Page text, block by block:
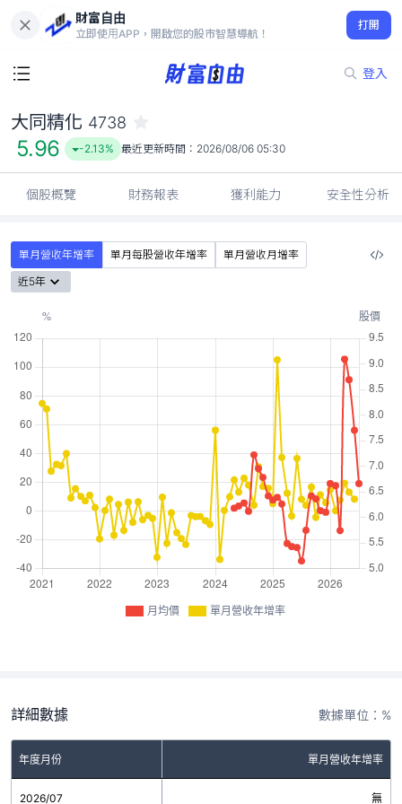
財富自由
立即使用APP，開啟您的股市智慧導航！
打開
登入
5.96
-2.13%
大同精化 4738
5.96 -2.13% 最近更新時間： 2026/08/06 05:30
個股概覽 財務報表 獲利能力 安全性分析
單月營收年增率 單月每股營收年增率
單月營收月增率
近5年
月均價 單月營收年增率
詳細數據 數據單位：%
年度月份 單月營收年增率
2026/07 無